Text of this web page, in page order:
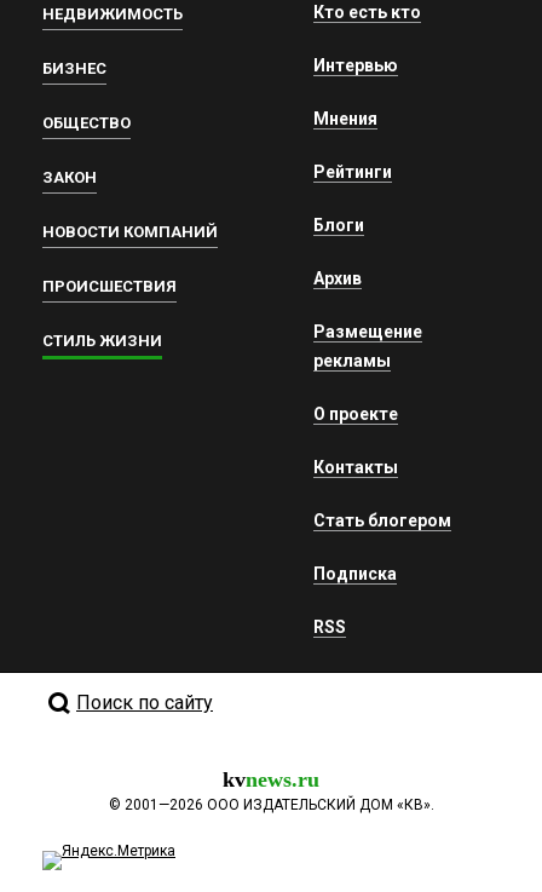
НЕДВИЖИМОСТЬ
БИЗНЕС
ОБЩЕСТВО
ЗАКОН
НОВОСТИ КОМПАНИЙ
ПРОИСШЕСТВИЯ
СТИЛЬ ЖИЗНИ
Кто есть кто
Интервью
Мнения
Рейтинги
Блоги
Архив
Размещение
рекламы
О проекте
Контакты
Стать блогером
Подписка
RSS
Поиск по сайту
kvnews.ru
© 2001—2026 ООО ИЗДАТЕЛЬСКИЙ ДОМ «КВ».